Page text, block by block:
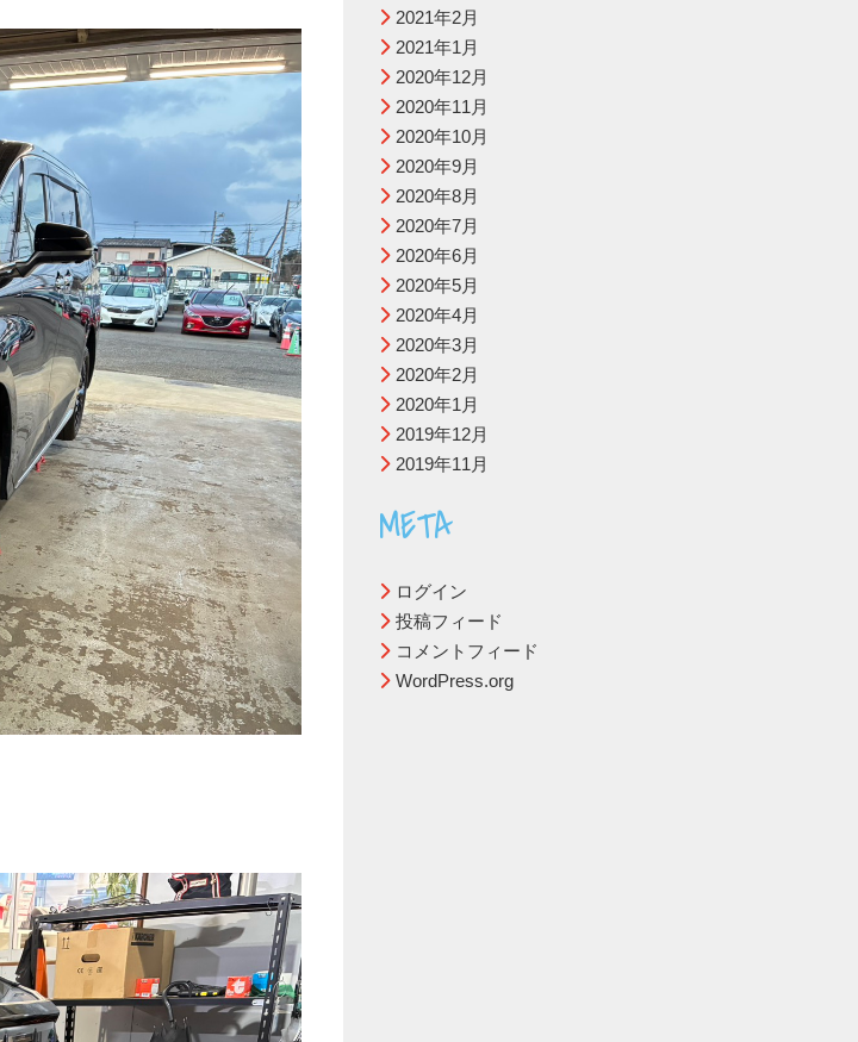
2021年2月
2021年1月
2020年12月
2020年11月
2020年10月
2020年9月
2020年8月
2020年7月
2020年6月
2020年5月
2020年4月
2020年3月
2020年2月
2020年1月
2019年12月
2019年11月
META
ログイン
投稿フィード
コメントフィード
WordPress.org